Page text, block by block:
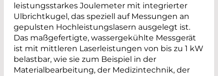
leistungsstarkes Joulemeter mit integrierter
Ulbrichtkugel, das speziell auf Messungen an
gepulsten Hochleistungslasern ausgelegt ist.
Das maßgefertigte, wassergekühlte Messgerät
ist mit mittleren Laserleistungen von bis zu 1 kW
belastbar, wie sie zum Beispiel in der
Materialbearbeitung, der Medizintechnik, der